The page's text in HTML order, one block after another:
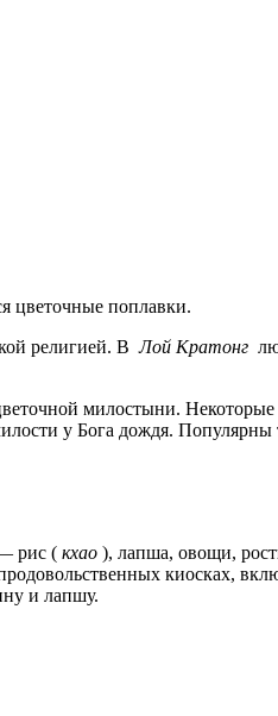
цветочные поплавки.
религией. ВЛой Кратонг
милостыни.
у Бога дождя.
рис ( кхао ), лапша, овощи,
киосках,
и лапшу.